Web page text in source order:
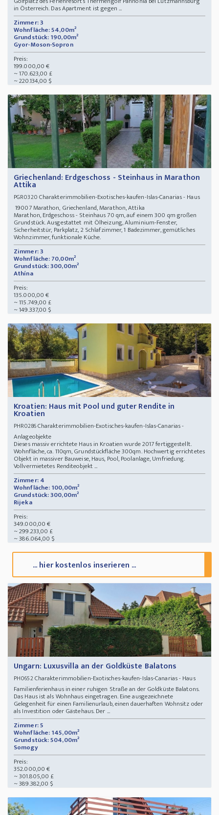
in Österreich. Das Apartment ist gegen ...
Zimmer: 3
Wohnfläche: 54,00m²
Grundstück: 190,00m²
Gyor-Moson-Sopron
Preis:
199.000,00 €
~ 170.623,00 £
~ 220.134,00 $
Griechenland: Erdgeschoss - Steinhaus in Marathon
Attika
PGR0320 Charakterimmobilien-Exotisches-kaufen-Islas-Canarias - Haus
19007 Marathon, Griechenland, Marathon, Attika
Marathon, Erdgeschoss - Steinhaus 70 qm, auf einem 300 qm großen
Grundstück. Ausgestattet mit Ölheizung, Aluminium-Fenster,
Sicherheitstür, Parkplatz, 2 Schlafzimmer, 1 Badezimmer, gemütliches
Wohnzimmer, funktionale Küche.
Zimmer: 3
Wohnfläche: 70,00m²
Grundstück: 300,00m²
Athína
Preis:
135.000,00 €
~ 115.749,00 £
~ 149.337,00 $
Kroatien: Haus mit Pool und guter Rendite in
Kroatien
PHR0286Charakterimmobilien-Exotisches-kaufen-Islas-Canarias -
Anlageobjekte
Dieses massiv errichtete Haus in Kroatien wurde 2017 fertiggestellt.
Wohnfläche, ca. 110qm, Grundstückfläche 300qm. Hochwertig errichtetes
Objekt in massiver Bauweise, Haus, Pool, Poolanlage, Umfriedung.
Vollvermietetes Renditeobjekt ...
Zimmer: 4
Wohnfläche: 100,00m²
Grundstück: 300,00m²
Rijeka
Preis:
349.000,00 €
~ 299.233,00 £
~ 386.064,00 $
... hier kostenlos inserieren ...
Ungarn: Luxusvilla an der Goldküste Balatons
PH0652Charakterimmobilien-Exotisches-kaufen-Islas-Canarias - Haus
Familienferienhaus in einer ruhigen Straße an der Goldküste Balatons.
Das Haus ist als Wohnhaus eingetragen. Eine ausgezeichnete
Gelegenheit für einen Familienurlaub, einen dauerhaften Wohnsitz oder
als Investition oder Gästehaus. Der ...
Zimmer: 5
Wohnfläche: 145,00m²
Grundstück: 504,00m²
Somogy
Preis:
352.000,00 €
~ 301.805,00 £
~ 389.382,00 $